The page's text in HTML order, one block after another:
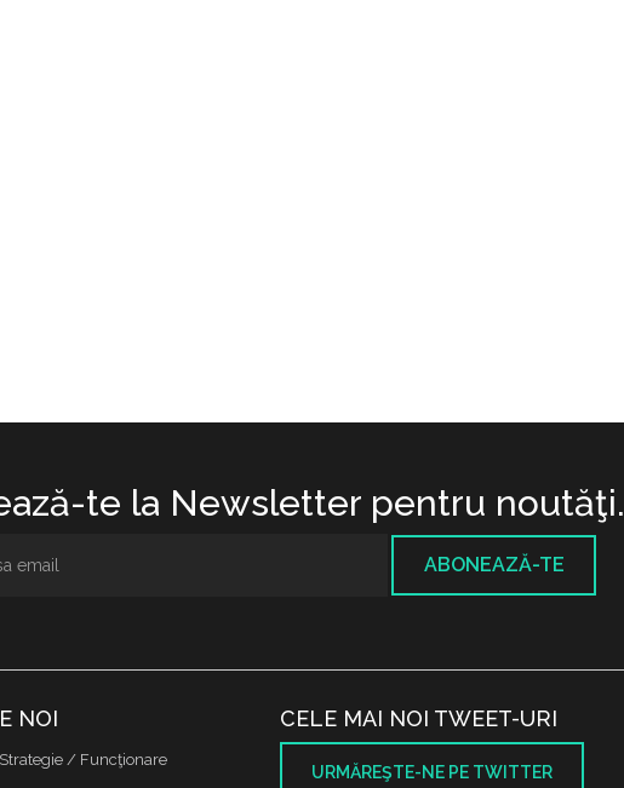
te la Newsletter pentru noutăţi.
ABONEAZĂ-TE
NOI
/ Funcţionare
CELE MAI NOI TWEET-URI
URMĂREŞTE-NE PE TWITTER